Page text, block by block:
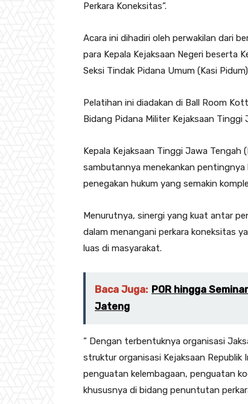
Perkara Koneksitas”.
Acara ini dihadiri oleh perwakilan dari
para Kepala Kejaksaan Negeri beserta
Seksi Tindak Pidana Umum (Kasi
Pelatihan ini diadakan di Ball Room
Bidang Pidana Militer Kejaksaan
Kepala Kejaksaan Tinggi Jawa
sambutannya menekankan
penegakan hukum yang semakin
Menurutnya, sinergi yang kuat antar
dalam menangani perkara koneksitas
luas di masyarakat.
Baca Juga: POR hingga
Jateng
” Dengan terbentuknya organisasi
struktur organisasi Kejaksaan
penguatan kelembagaan, penguatan
khususnya di bidang penuntutan